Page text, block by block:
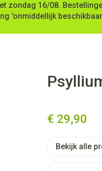
zondag 16/08.
'onmiddellijk
€ 29,90
Bekijk alle